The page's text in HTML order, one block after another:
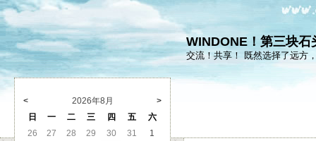
WINDONE！第三块
交流！共享！ 既然选择了远方
< 2026年8月
>
日
一 二 三 四 五
六
26
27 28 29 30 31
1